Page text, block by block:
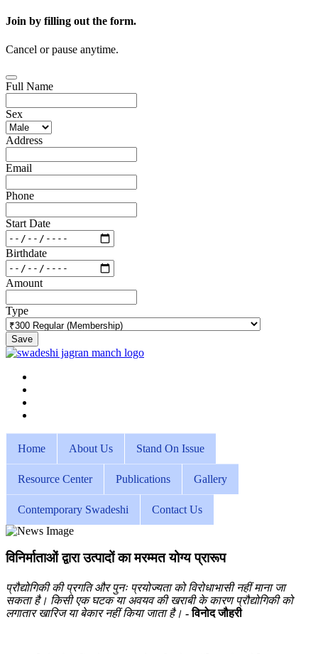
Join by filling out the form.
Cancel or pause anytime.
Full Name
Sex
Address
Email
Phone
Start Date
Birthdate
Amount
Type
Save
Home About Us Stand On Issue
Resource Center Publications Gallery
Contemporary Swadeshi Contact Us
विनिर्माताओं द्वारा उत्पादों का मरम्मत योग्य प्रारूप
प्रौद्योगिकी की प्रगति और पुनः प्रयोज्यता को विरोधाभासी नहीं माना जा
सकता है। किसी एक घटक या अवयव की खराबी के कारण प्रौद्योगिकी को
लगातार खारिज या बेकार नहीं किया जाता है। - विनोद जौहरी